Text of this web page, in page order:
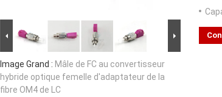
Image Grand : Mâle de FC au convertisseur
hybride optique femelle d'adaptateur de la
fibre OM4 de LC